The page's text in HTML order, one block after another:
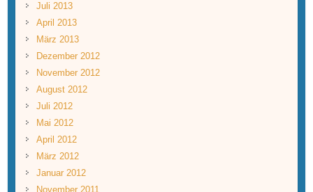
Juli 2013
April 2013
März 2013
Dezember 2012
November 2012
August 2012
Juli 2012
Mai 2012
April 2012
März 2012
Januar 2012
November 2011